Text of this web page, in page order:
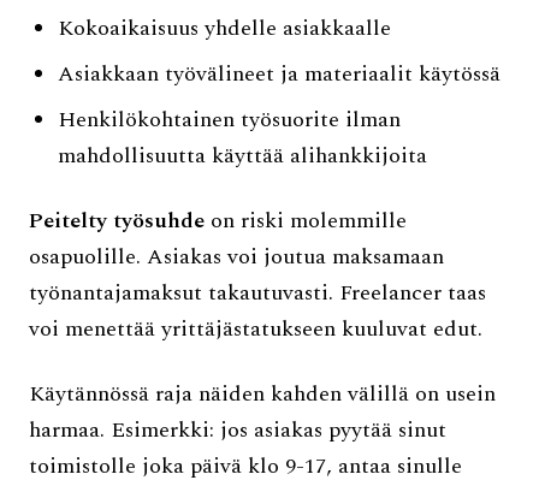
Kokoaikaisuus yhdelle asiakkaalle
Asiakkaan työvälineet ja materiaalit käytössä
Henkilökohtainen työsuorite ilman
mahdollisuutta käyttää alihankkijoita
Peitelty työsuhde on riski molemmille
osapuolille. Asiakas voi joutua maksamaan
työnantajamaksut takautuvasti. Freelancer taas
voi menettää yrittäjästatukseen kuuluvat edut.
Käytännössä raja näiden kahden välillä on usein
harmaa. Esimerkki: jos asiakas pyytää sinut
toimistolle joka päivä klo 9-17, antaa sinulle